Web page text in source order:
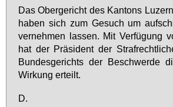
Das Ober­ge­richt des Kan­tons
ha­ben sich zum Ge­such um
ver­neh­men las­sen. Mit Ver­fü­gung
hat der Prä­si­dent der
Bun­des­ge­richts der Be­schwer­de
Wir­kung er­teilt.
D.